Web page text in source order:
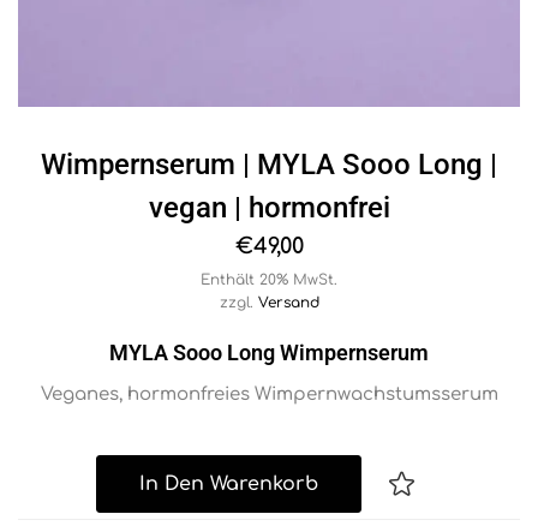
Wimpernserum | MYLA Sooo Long |
vegan | hormonfrei
€49,00
Enthält 20% MwSt.
zzgl. Versand
MYLA Sooo Long Wimpernserum
Veganes, hormonfreies Wimpernwachstumsserum
In Den Warenkorb